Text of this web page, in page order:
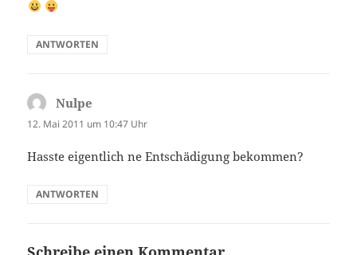
ANTWORTEN
Nulpe
12. Mai 2011 um 10:47 Uhr
Hasste eigentlich ne Entschädigung bekommen?
ANTWORTEN